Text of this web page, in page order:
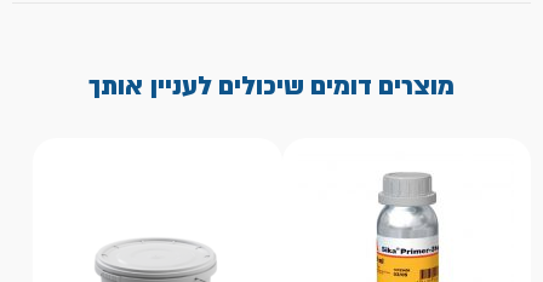
מוצרים דומים שיכולים לעניין אותך